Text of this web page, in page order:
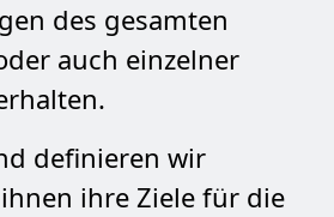
des gesamten
auch einzelner
definieren wir
ihre Ziele für die